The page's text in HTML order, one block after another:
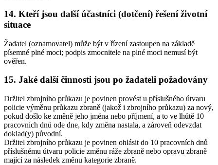
14. Kteří jsou další účastníci (dotčení) řešení životní
situace
Žadatel (oznamovatel) může být v řízení zastoupen na základě
písemné plné moci; podpis zmocnitele na plné moci nemusí být
ověřen.
15. Jaké další činnosti jsou po žadateli požadovány
Držitel zbrojního průkazu je povinen provést u příslušného útvaru
policie výměnu průkazu zbraně (jakož i zbrojního průkazu) za nový,
pokud došlo ke změně jeho jména nebo příjmení, a to ve lhůtě 10
pracovních dnů ode dne, kdy změna nastala, a zároveň odevzdat
doklad(y) původní.
Držitel zbrojního průkazu je povinen ohlásit do 10 pracovních dnů
příslušnému útvaru policie změnu ráže zbraně nebo opravu zbraně
mající za následek změnu kategorie zbraně.